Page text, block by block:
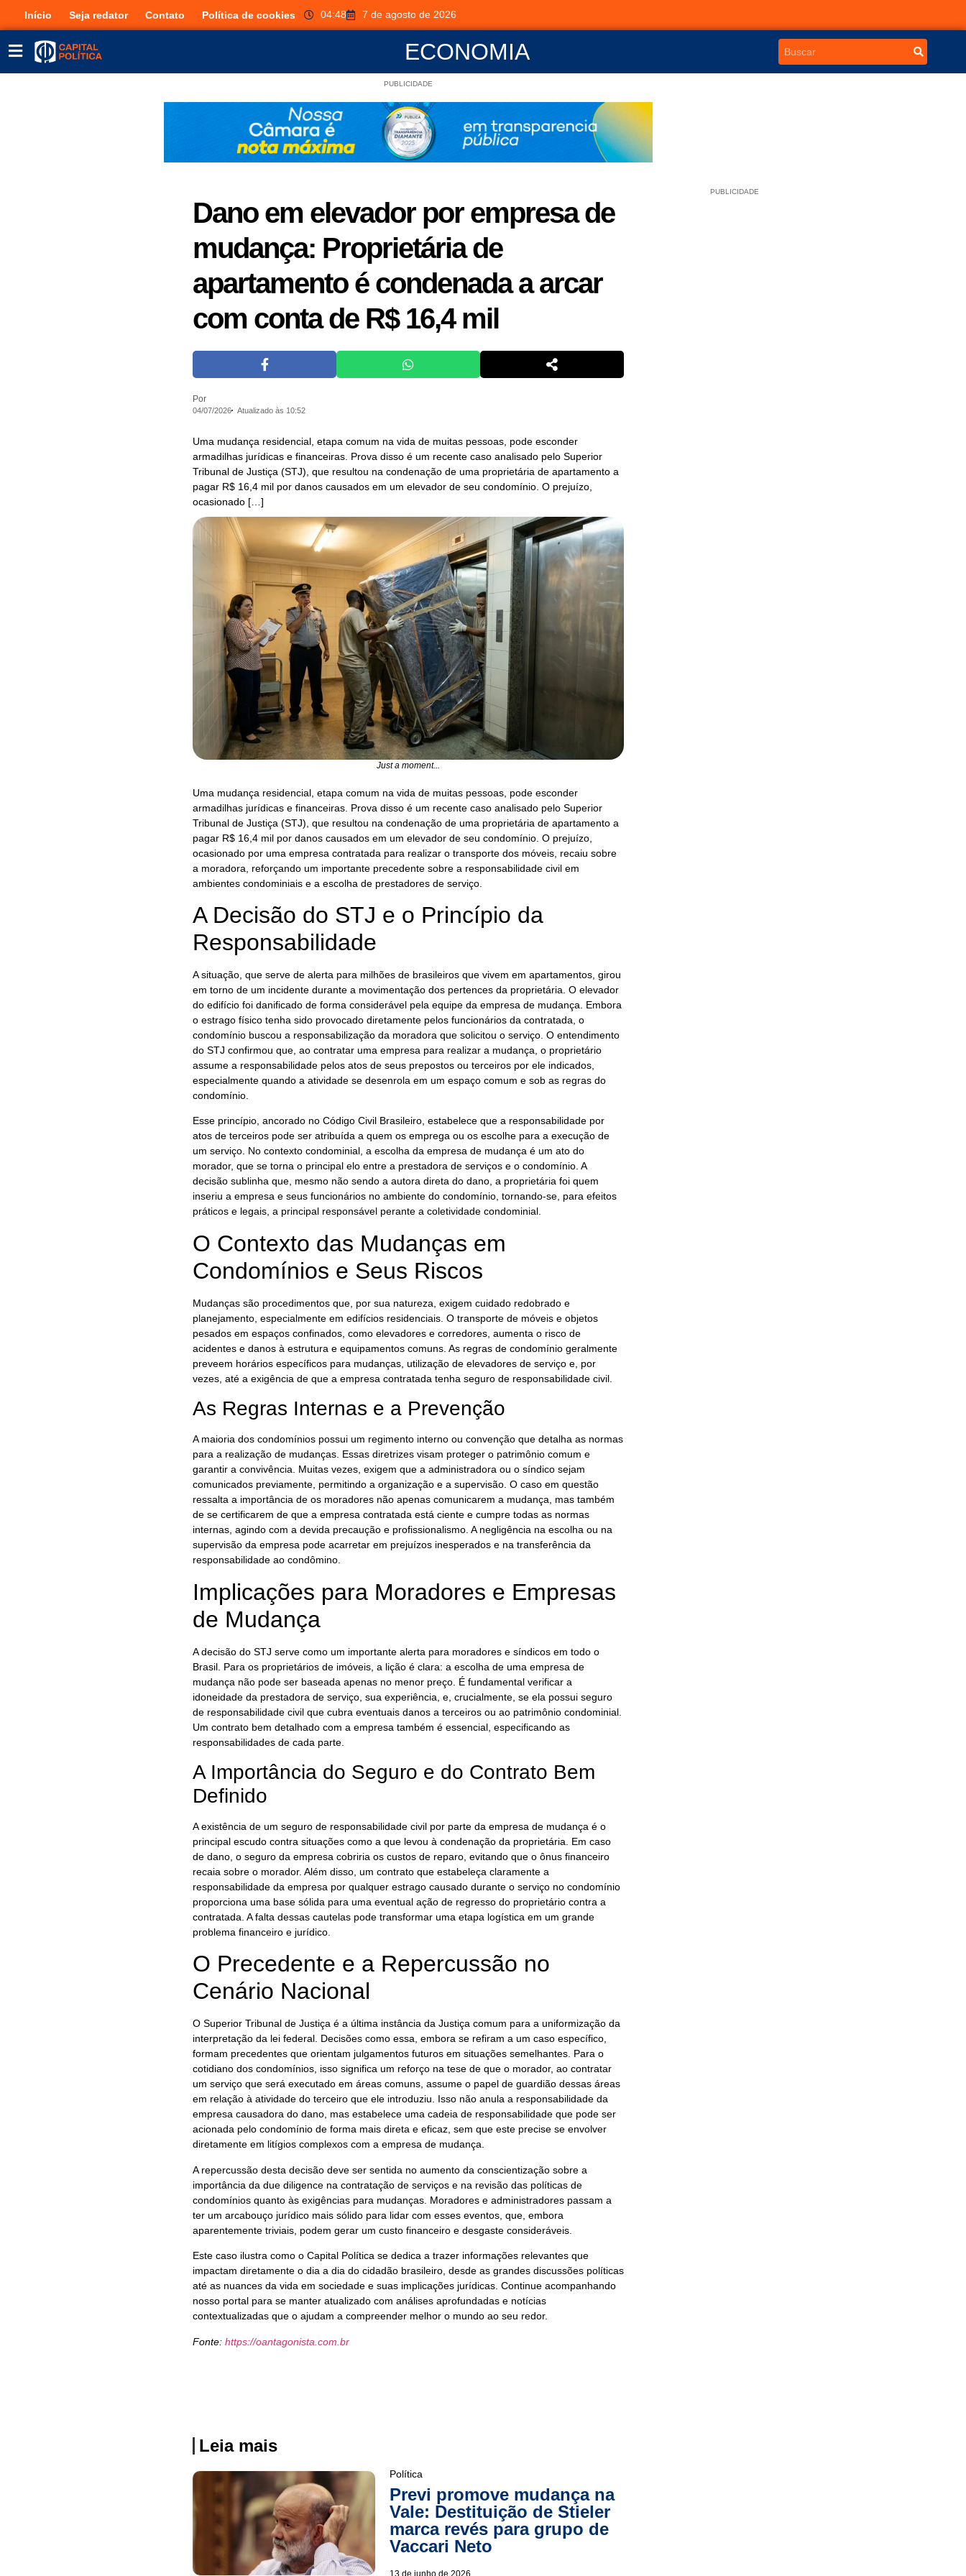
Início Seja redator Contato Política de cookies 04:48 7 de agosto de 2026
ECONOMIA
PUBLICIDADE
Dano em elevador por empresa de
mudança: Proprietária de
apartamento é condenada a arcar
com conta de R$ 16,4 mil
Por
04/07/2026 Atualizado às 10:52
Uma mudança residencial, etapa comum na vida de muitas pessoas, pode esconder
armadilhas jurídicas e financeiras. Prova disso é um recente caso analisado pelo Superior
Tribunal de Justiça (STJ), que resultou na condenação de uma proprietária de apartamento a
pagar R$ 16,4 mil por danos causados em um elevador de seu condomínio. O prejuízo,
ocasionado […]
Just a moment...
Uma mudança residencial, etapa comum na vida de muitas pessoas, pode esconder
armadilhas jurídicas e financeiras. Prova disso é um recente caso analisado pelo Superior
Tribunal de Justiça (STJ), que resultou na condenação de uma proprietária de apartamento a
pagar R$ 16,4 mil por danos causados em um elevador de seu condomínio. O prejuízo,
ocasionado por uma empresa contratada para realizar o transporte dos móveis, recaiu sobre
a moradora, reforçando um importante precedente sobre a responsabilidade civil em
ambientes condominiais e a escolha de prestadores de serviço.
A Decisão do STJ e o Princípio da
Responsabilidade
A situação, que serve de alerta para milhões de brasileiros que vivem em apartamentos, girou
em torno de um incidente durante a movimentação dos pertences da proprietária. O elevador
do edifício foi danificado de forma considerável pela equipe da empresa de mudança. Embora
o estrago físico tenha sido provocado diretamente pelos funcionários da contratada, o
condomínio buscou a responsabilização da moradora que solicitou o serviço. O entendimento
do STJ confirmou que, ao contratar uma empresa para realizar a mudança, o proprietário
assume a responsabilidade pelos atos de seus prepostos ou terceiros por ele indicados,
especialmente quando a atividade se desenrola em um espaço comum e sob as regras do
condomínio.
Esse princípio, ancorado no Código Civil Brasileiro, estabelece que a responsabilidade por
atos de terceiros pode ser atribuída a quem os emprega ou os escolhe para a execução de
um serviço. No contexto condominial, a escolha da empresa de mudança é um ato do
morador, que se torna o principal elo entre a prestadora de serviços e o condomínio. A
decisão sublinha que, mesmo não sendo a autora direta do dano, a proprietária foi quem
inseriu a empresa e seus funcionários no ambiente do condomínio, tornando-se, para efeitos
práticos e legais, a principal responsável perante a coletividade condominial.
O Contexto das Mudanças em
Condomínios e Seus Riscos
Mudanças são procedimentos que, por sua natureza, exigem cuidado redobrado e
planejamento, especialmente em edifícios residenciais. O transporte de móveis e objetos
pesados em espaços confinados, como elevadores e corredores, aumenta o risco de
acidentes e danos à estrutura e equipamentos comuns. As regras de condomínio geralmente
preveem horários específicos para mudanças, utilização de elevadores de serviço e, por
vezes, até a exigência de que a empresa contratada tenha seguro de responsabilidade civil.
As Regras Internas e a Prevenção
A maioria dos condomínios possui um regimento interno ou convenção que detalha as normas
para a realização de mudanças. Essas diretrizes visam proteger o patrimônio comum e
garantir a convivência. Muitas vezes, exigem que a administradora ou o síndico sejam
comunicados previamente, permitindo a organização e a supervisão. O caso em questão
ressalta a importância de os moradores não apenas comunicarem a mudança, mas também
de se certificarem de que a empresa contratada está ciente e cumpre todas as normas
internas, agindo com a devida precaução e profissionalismo. A negligência na escolha ou na
supervisão da empresa pode acarretar em prejuízos inesperados e na transferência da
responsabilidade ao condômino.
Implicações para Moradores e Empresas
de Mudança
A decisão do STJ serve como um importante alerta para moradores e síndicos em todo o
Brasil. Para os proprietários de imóveis, a lição é clara: a escolha de uma empresa de
mudança não pode ser baseada apenas no menor preço. É fundamental verificar a
idoneidade da prestadora de serviço, sua experiência, e, crucialmente, se ela possui seguro
de responsabilidade civil que cubra eventuais danos a terceiros ou ao patrimônio condominial.
Um contrato bem detalhado com a empresa também é essencial, especificando as
responsabilidades de cada parte.
A Importância do Seguro e do Contrato Bem
Definido
A existência de um seguro de responsabilidade civil por parte da empresa de mudança é o
principal escudo contra situações como a que levou à condenação da proprietária. Em caso
de dano, o seguro da empresa cobriria os custos de reparo, evitando que o ônus financeiro
recaia sobre o morador. Além disso, um contrato que estabeleça claramente a
responsabilidade da empresa por qualquer estrago causado durante o serviço no condomínio
proporciona uma base sólida para uma eventual ação de regresso do proprietário contra a
contratada. A falta dessas cautelas pode transformar uma etapa logística em um grande
problema financeiro e jurídico.
O Precedente e a Repercussão no
Cenário Nacional
O Superior Tribunal de Justiça é a última instância da Justiça comum para a uniformização da
interpretação da lei federal. Decisões como essa, embora se refiram a um caso específico,
formam precedentes que orientam julgamentos futuros em situações semelhantes. Para o
cotidiano dos condomínios, isso significa um reforço na tese de que o morador, ao contratar
um serviço que será executado em áreas comuns, assume o papel de guardião dessas áreas
em relação à atividade do terceiro que ele introduziu. Isso não anula a responsabilidade da
empresa causadora do dano, mas estabelece uma cadeia de responsabilidade que pode ser
acionada pelo condomínio de forma mais direta e eficaz, sem que este precise se envolver
diretamente em litígios complexos com a empresa de mudança.
A repercussão desta decisão deve ser sentida no aumento da conscientização sobre a
importância da due diligence na contratação de serviços e na revisão das políticas de
condomínios quanto às exigências para mudanças. Moradores e administradores passam a
ter um arcabouço jurídico mais sólido para lidar com esses eventos, que, embora
aparentemente triviais, podem gerar um custo financeiro e desgaste consideráveis.
Este caso ilustra como o Capital Política se dedica a trazer informações relevantes que
impactam diretamente o dia a dia do cidadão brasileiro, desde as grandes discussões políticas
até as nuances da vida em sociedade e suas implicações jurídicas. Continue acompanhando
nosso portal para se manter atualizado com análises aprofundadas e notícias
contextualizadas que o ajudam a compreender melhor o mundo ao seu redor.
Fonte: https://oantagonista.com.br
Leia mais
Política
Previ promove mudança na
Vale: Destituição de Stieler
marca revés para grupo de
Vaccari Neto
13 de junho de 2026
PUBLICIDADE